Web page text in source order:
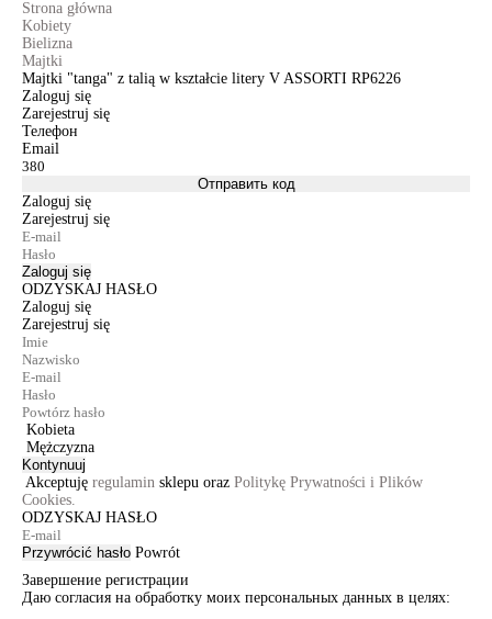
Strona główna
Kobiety
Bielizna
Majtki
Majtki "tanga" z talią w kształcie litery V ASSORTI RP6226
Zaloguj się
Zarejestruj się
Телефон
Email
Отправить код
Zaloguj się
Zarejestruj się
Zaloguj się
ODZYSKAJ HASŁO
Zaloguj się
Zarejestruj się
Kobieta
Mężczyzna
Kontynuuj
Akceptuję regulamin sklepu oraz Politykę Prywatności i Plików
Cookies.
ODZYSKAJ HASŁO
Przywrócić hasło Powrót
Завершение регистрации
Даю согласия на обработку моих персональных данных в целях: